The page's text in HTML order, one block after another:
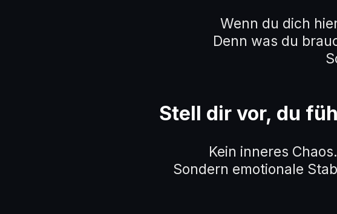
Wenn du dich
Denn was du
Stell dir vor, du
Kein inneres
Sondern emotionale